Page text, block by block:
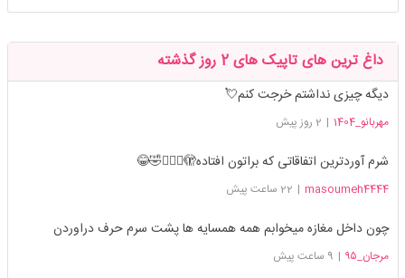
داغ ترین های تاپیک های 2 روز گذشته
دیگه چیزی نداشتم خرجت کنم💘
مهربانو_1404 | 2 روز پیش
شرم آوردترین اتفاقاتی که براتون افتاده🫣🤦🏻‍♀️🤣😂
masoumeh4444
| 22 ساعت پیش
چون داخل مغازه میخوابم همه همسایه ها پشت سرم حرف دراوردن
مرجان_۹۵ | 9 ساعت پیش